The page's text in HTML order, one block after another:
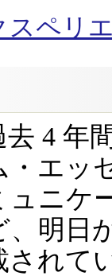
スペリ
4 年
エッ
ュニケ
、明日
されて